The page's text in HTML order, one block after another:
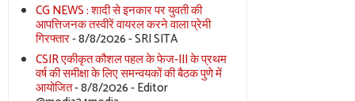
CG NEWS : शादी से इनकार पर युवती की
आपत्तिजनक तस्वीरें वायरल करने वाला प्रेमी
गिरफ्तार- 8/8/2026- SRI SITA
CSIR एकीकृत कौशल पहल के फेज-III के प्रथम
वर्ष की समीक्षा के लिए समन्वयकों की बैठक पुणे में
आयोजित- 8/8/2026- Editor